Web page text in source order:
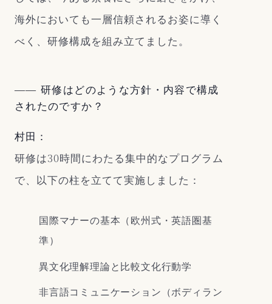
海外においても一層信頼されるお姿に導く
べく、研修構成を組み立てました。
―― 研修はどのような方針・内容で構成
されたのですか？
村田：
研修は30時間にわたる集中的なプログラム
で、以下の柱を立てて実施しました：
国際マナーの基本（欧州式・英語圏基
準）
異文化理解理論と比較文化行動学
非言語コミュニケーション（ボディラン